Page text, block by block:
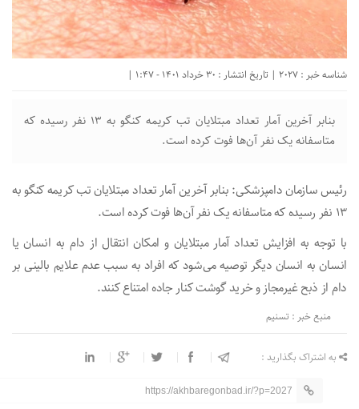
شناسه خبر : 2027 | تاریخ انتشار : 30 خرداد 1401 - 1:47 |
بنابر آخرین آمار تعداد مبتلایان تب کریمه کنگو به ۱۳ نفر رسیده که
متاسفانه یک نفر آن‌ها فوت کرده است.
رئیس سازمان دامپزشکی: بنابر آخرین آمار تعداد مبتلایان تب کریمه کنگو به
۱۳ نفر رسیده که متاسفانه یک نفر آن‌ها فوت کرده است.
با توجه به افزایش تعداد آمار مبتلایان و امکان انتقال از دام به انسان یا
انسان به انسان دیگر توصیه می‌شود که افراد به سبب عدم علایم بالینی بر
دام از ذبح غیرمجاز و خرید گوشت کنار جاده امتناع کنند.
منبع خبر : تسنیم
به اشتراک بگذارید :
https://akhbaregonbad.ir/?p=2027